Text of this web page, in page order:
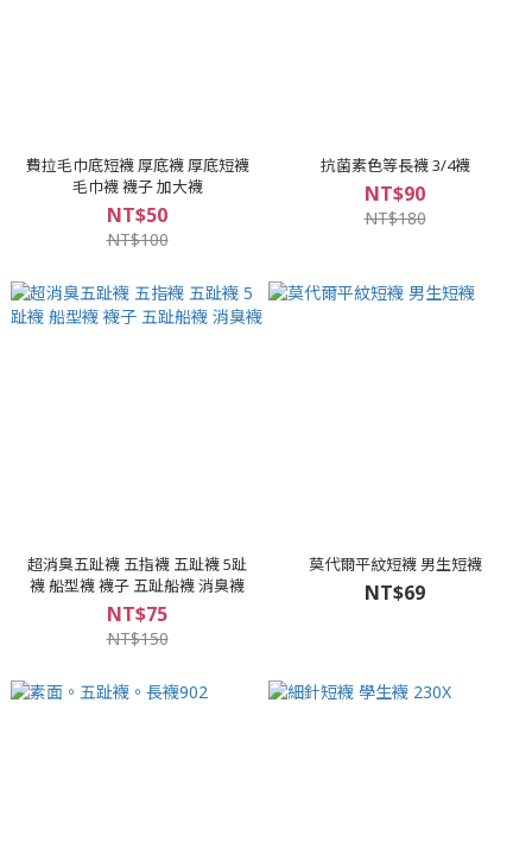
費拉毛巾底短襪 厚底襪 厚底短襪
毛巾襪 襪子 加大襪
NT$50
NT$100
抗菌素色等長襪 3/4襪
NT$90
NT$180
超消臭五趾襪 五指襪 五趾襪 5趾
襪 船型襪 襪子 五趾船襪 消臭襪
NT$75
NT$150
莫代爾平紋短襪 男生短襪
NT$69